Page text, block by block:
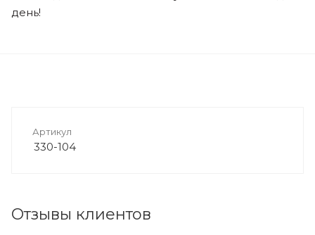
день!
Артикул
330-104
Отзывы клиентов